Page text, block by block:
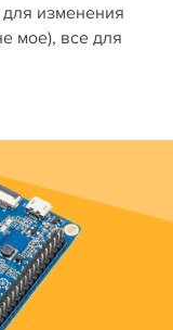
изменения
мое), все для